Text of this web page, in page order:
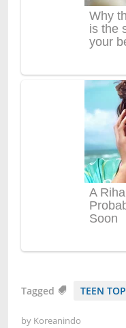
Tagged TEEN TOP
by Koreanindo